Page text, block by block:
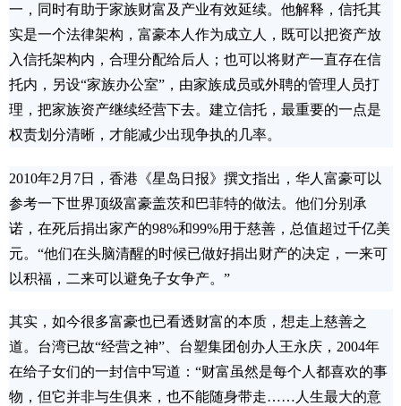
一，同时有助于家族财富及产业有效延续。他解释，信托其
实是一个法律架构，富豪本人作为成立人，既可以把资产放
入信托架构内，合理分配给后人；也可以将财产一直存在信
托内，另设“家族办公室”，由家族成员或外聘的管理人员打
理，把家族资产继续经营下去。建立信托，最重要的一点是
权责划分清晰，才能减少出现争执的几率。
2010年2月7日，香港《星岛日报》撰文指出，华人富豪可以
参考一下世界顶级富豪盖茨和巴菲特的做法。他们分别承
诺，在死后捐出家产的98%和99%用于慈善，总值超过千亿美
元。“他们在头脑清醒的时候已做好捐出财产的决定，一来可
以积福，二来可以避免子女争产。”
其实，如今很多富豪也已看透财富的本质，想走上慈善之
道。台湾已故“经营之神”、台塑集团创办人王永庆，2004年
在给子女们的一封信中写道：“财富虽然是每个人都喜欢的事
物，但它并非与生俱来，也不能随身带走……人生最大的意